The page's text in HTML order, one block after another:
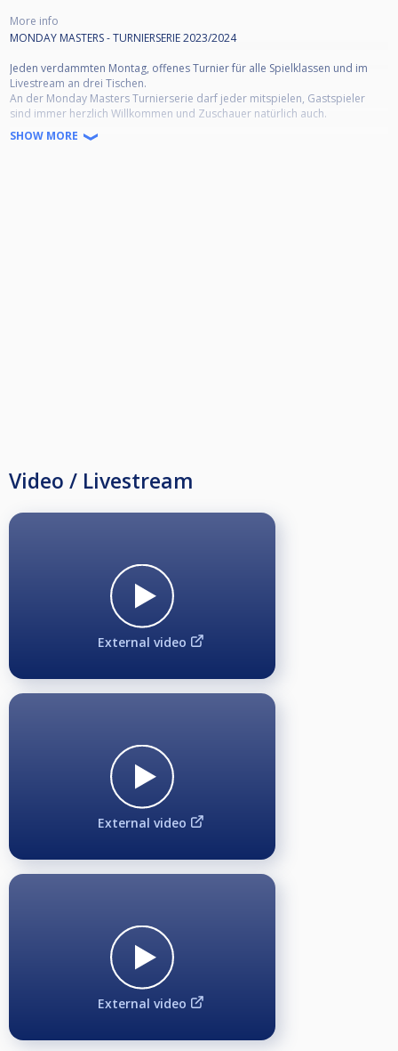
More info
MONDAY MASTERS - TURNIERSERIE 2023/2024
Jeden verdammten Montag, offenes Turnier für alle Spielklassen und im
Livestream an drei Tischen.
An der Monday Masters Turnierserie darf jeder mitspielen, Gastspieler
sind immer herzlich Willkommen und Zuschauer natürlich auch.
Turnierbeginn: 19:00 Uhr, Akkreditierungsfrist: 18:45 Uhr, Einlass zum
10€ bis zur Spielstärke Verbandsliga und 15€ ab Spielstärke Oberliga.
Vom Startgeld gehen 3€ in den Jackpot, 500€ für die Rangliste und 3500€*
Rest wird zu 100% am jeweiligem Monday Masters ausgeschüttet.
Bis 19 Teilnehmer: 1. Platz 40%, 2. Platz 30% und 3. + 4. Platz 15%.
Ab 20 Teilnehmer: 1. Platz bis 8. Platz, mindestens 10€ für 5. - 8. Platz.
Side Event - An/Aus im 10-Ball - mit extra Jackpot und Added Money:
Während der Monday Masters Turnierserie können sich nur die Monday
Masters Teilnehmer noch extra für das Side-Event anmelden. Die
für das Side-Event kommen diejenigen in einen Lostopf und der "EINE", der
versuchen. Der separate Jackpot startet mit 50€ Added Money durch den
werden 2 Teilnehmer gezogen, sobald der Jackpot über 300€ beträgt,
werden 3 Teilnehmer gezogen, usw. Wenn der Geloste dann ein 10-Ball-
Rack ausschießt, gewinnt er den Jackpot. Wenn nicht, wandert der Jackpot
weiter zum nächsten Montag, solange bis der Jackpot geknackt wird. Es
gelten die normalen 10-Ball-Regeln. Ein Schiedsrichter wird durch die BCQ-
Turnierleitung gestellt, der auch das Rack aufbaut.
Rangliste am Ende der Monday Masters Turnierserie 2023/2024:
3. Platz: 100€, 4. Platz: 60€, 5. Platz: 30€.
*(Freilose abhängig von der Teilnehmeranzahl beim Finalturnier. Bei genau
48 Teilnehmern erhalten die TOP 16 Freilose. Bei weniger als 48
Teilnehmern, gibt es mehr Freilose. Bei mehr als 48 Teilnehmern, gibt es
https://youtube.com/@bcqueue
SHOW MORE
Video / Livestream
External video
External video
External video